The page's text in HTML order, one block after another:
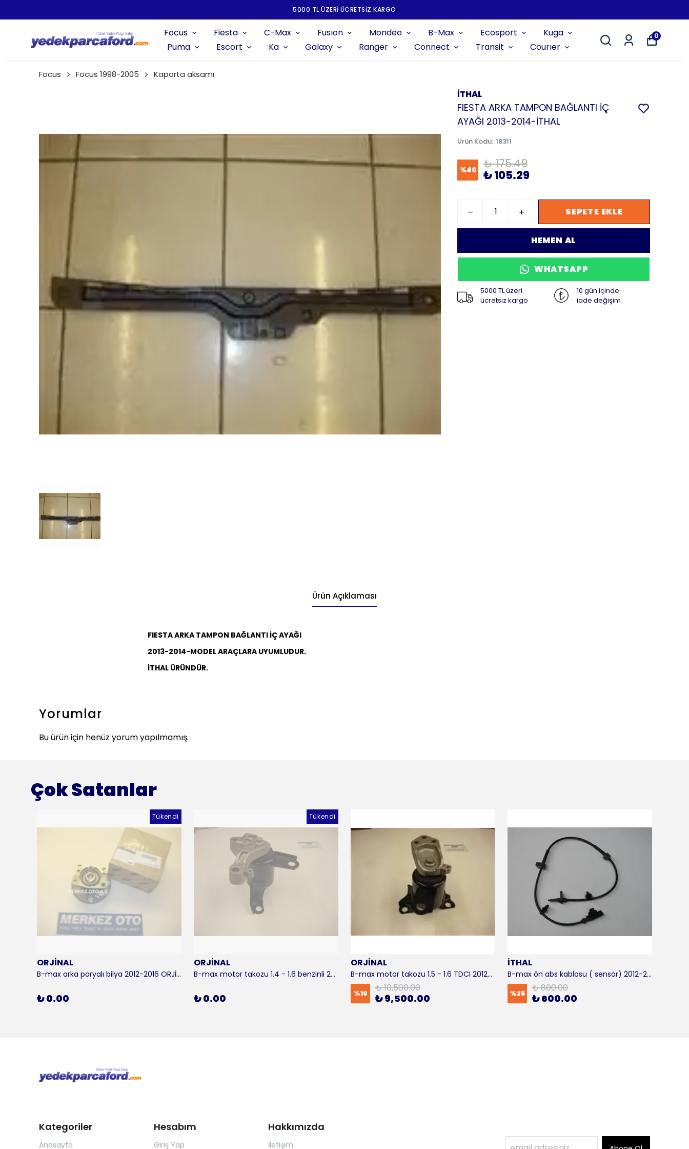
5000 TL ÜZERI ÜCRETSIZ KARGO
Focus Fiesta C-Max Fusıon Mondeo B-Max Ecosport
Kuga
Puma
Escort Ka Galaxy Ranger Connect Transit Courıer
0
Focus Focus 1998-2005 Kaporta aksamı
İTHAL
FIESTA ARKA TAMPON BAĞLANTI İÇ
AYAĞI 2013-2014-İTHAL
Ürün Kodu: 18311
%40 ₺ 175.49
₺ 105.29
SEPETE EKLE
HEMEN AL
WHATSAPP
5000 TL üzeri
ücretsiz kargo
10 gün içinde
iade değişim
Ürün Açıklaması
FIESTA ARKA TAMPON BAĞLANTI İÇ AYAĞI
2013-2014-MODEL ARAÇLARA UYUMLUDUR.
İTHAL ÜRÜNDÜR.
Yorumlar
Bu ürün için henüz yorum yapılmamış.
Çok Satanlar
Tükendi
ORJİNAL
B-max arka poryalı bilya 2012-2016 ORJİNAL
₺ 0.00
Tükendi
ORJİNAL
B-max motor takozu 1.4 - 1.6 benzinli 2012-2016 ORJİNAL
₺ 0.00
ORJİNAL
B-max motor takozu 1.5 - 1.6 TDCI 2012-2016 ORJİNAL
%10 ₺ 10,500.00
₺ 9,500.00
İTHAL
B-max ön abs kablosu ( sensör) 2012-2016 ITHAL
%25 ₺ 800.00
₺ 600.00
Kategoriler
Anasayfa
Hesabım
Giriş Yap
Hakkımızda
İletişim